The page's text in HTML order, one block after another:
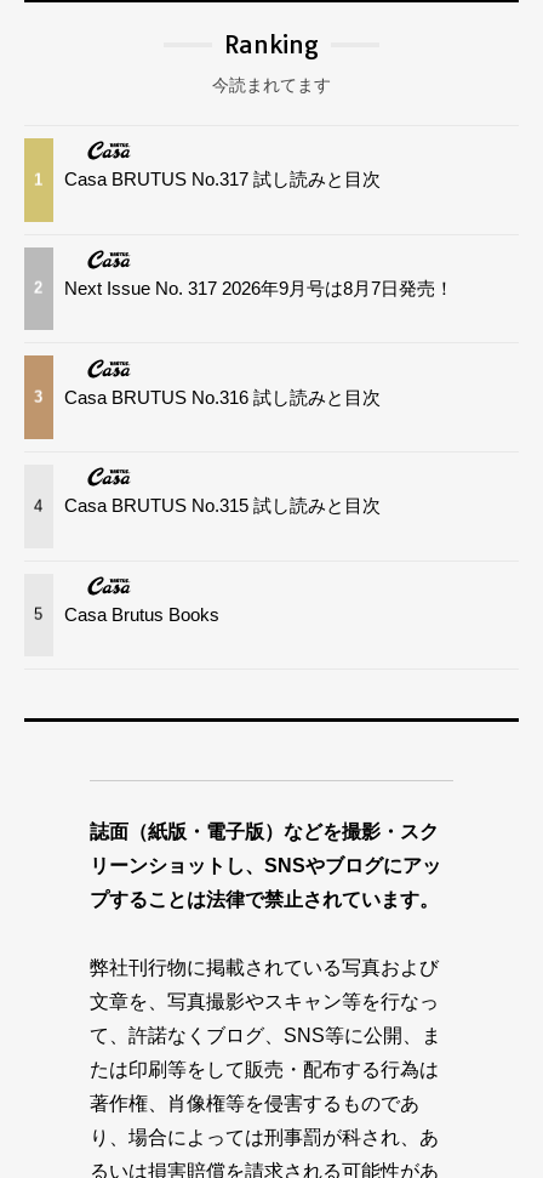
Ranking
今読まれてます
1 Casa BRUTUS No.317 試し読みと目次
2 Next Issue No. 317 2026年9月号は8月7日発売！
3 Casa BRUTUS No.316 試し読みと目次
4 Casa BRUTUS No.315 試し読みと目次
5 Casa Brutus Books
誌面（紙版・電子版）などを撮影・スク
リーンショットし、SNSやブログにアッ
プすることは法律で禁止されています。
弊社刊行物に掲載されている写真および
文章を、写真撮影やスキャン等を行なっ
て、許諾なくブログ、SNS等に公開、ま
たは印刷等をして販売・配布する行為は
著作権、肖像権等を侵害するものであ
り、場合によっては刑事罰が科され、あ
るいは損害賠償を請求される可能性があ